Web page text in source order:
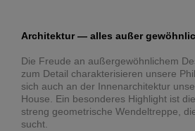
Architektur — alles außer
Die Freude an außergewöhnlichem
zum Detail charakterisieren unsere
sich auch an der Innenarchitektur
House. Ein besonderes Highlight ist
streng geometrische Wendeltreppe,
sucht.